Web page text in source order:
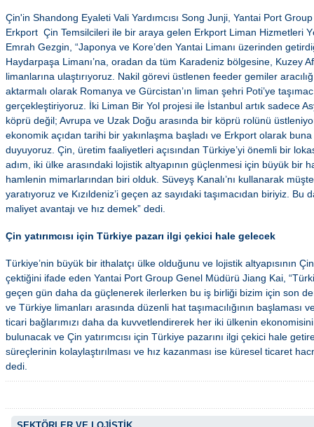
Çin'in Shandong Eyaleti Vali Yardımcısı Song Junji, Yantai Port
Erkport Çin Temsilcileri ile bir araya gelen Erkport Liman Hizmetleri
Emrah Gezgin, “Japonya ve Kore’den Yantai Limanı üzerinden
Haydarpaşa Limanı’na, oradan da tüm Karadeniz bölgesine, Kuzey
limanlarına ulaştırıyoruz. Nakil görevi üstlenen feeder gemiler
aktarmalı olarak Romanya ve Gürcistan’ın liman şehri Poti’ye
gerçekleştiriyoruz. İki Liman Bir Yol projesi ile İstanbul artık sadece
köprü değil; Avrupa ve Uzak Doğu arasında bir köprü rolünü
ekonomik açıdan tarihi bir yakınlaşma başladı ve Erkport olarak
duyuyoruz. Çin, üretim faaliyetleri açısından Türkiye’yi önemli bir
adım, iki ülke arasındaki lojistik altyapının güçlenmesi için büyük bir
hamlenin mimarlarından biri olduk. Süveyş Kanalı’nı kullanarak
yaratıyoruz ve Kızıldeniz’i geçen az sayıdaki taşımacıdan biriyiz.
maliyet avantajı ve hız demek” dedi.
Çin yatırımcısı için Türkiye pazarı ilgi çekici hale gelecek
Türkiye’nin büyük bir ithalatçı ülke olduğunu ve lojistik altyapısının
çektiğini ifade eden Yantai Port Group Genel Müdürü Jiang Kai,
geçen gün daha da güçlenerek ilerlerken bu iş birliği bizim için son
ve Türkiye limanları arasında düzenli hat taşımacılığının başlaması
ticari bağlarımızı daha da kuvvetlendirerek her iki ülkenin
bulunacak ve Çin yatırımcısı için Türkiye pazarını ilgi çekici hale
süreçlerinin kolaylaştırılması ve hız kazanması ise küresel ticaret
dedi.